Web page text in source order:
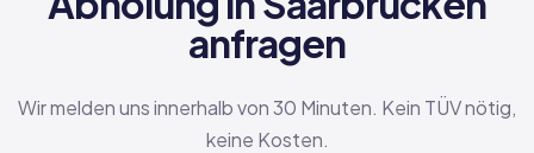
anfragen
Wir melden uns innerhalb von 30 Minuten. Kein TÜV nötig,
keine Kosten.